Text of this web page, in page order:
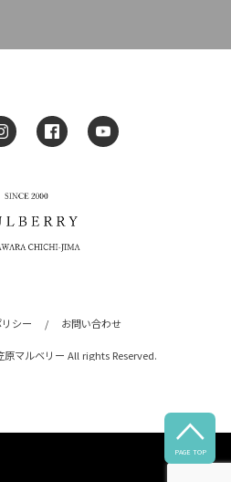

PAGE TOP
シー / お問い合わせ
マルベリー All rights Reserved.